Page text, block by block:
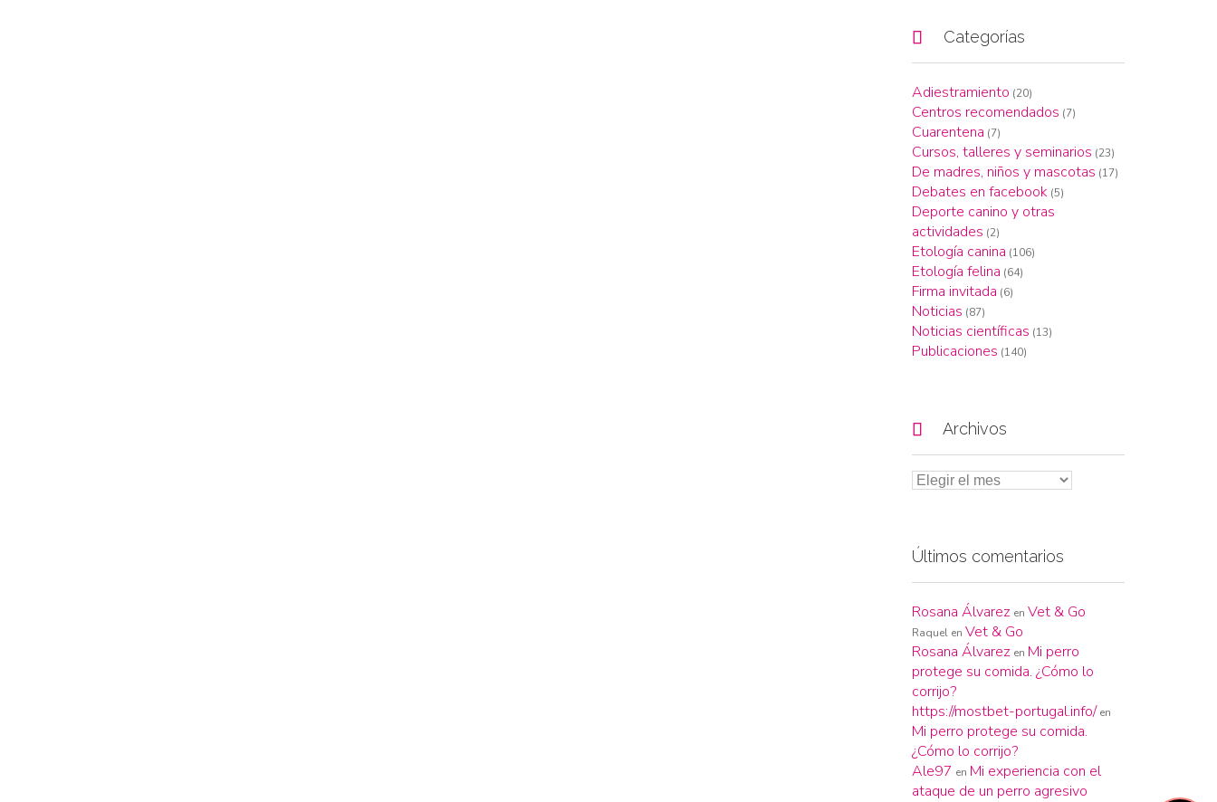
 Categorías
Adiestramiento (20)
Centros recomendados (7)
Cuarentena (7)
Cursos, talleres y seminarios (23)
De madres, niños y mascotas (17)
Debates en facebook (5)
Deporte canino y otras
actividades (2)
Etología canina (106)
Etología felina (64)
Firma invitada (6)
Noticias (87)
Noticias científicas (13)
Publicaciones (140)
 Archivos
Últimos comentarios
Rosana Álvarez en Vet & Go
Raquel en Vet & Go
Rosana Álvarez en Mi perro
protege su comida. ¿Cómo lo
corrijo?
https://mostbet-portugal.info/ en
Mi perro protege su comida.
¿Cómo lo corrijo?
Ale97 en Mi experiencia con el
ataque de un perro agresivo